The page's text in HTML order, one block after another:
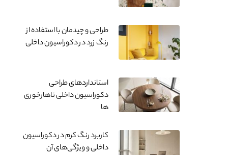
طراحی و چیدمان با استفاده از
رنگ زرد در دکوراسیون داخلی
استانداردهای طراحی
دکوراسیون داخلی ناهارخوری
ها
کاربرد رنگ کرم در دکوراسیون
داخلی و ویژگی‌های آن